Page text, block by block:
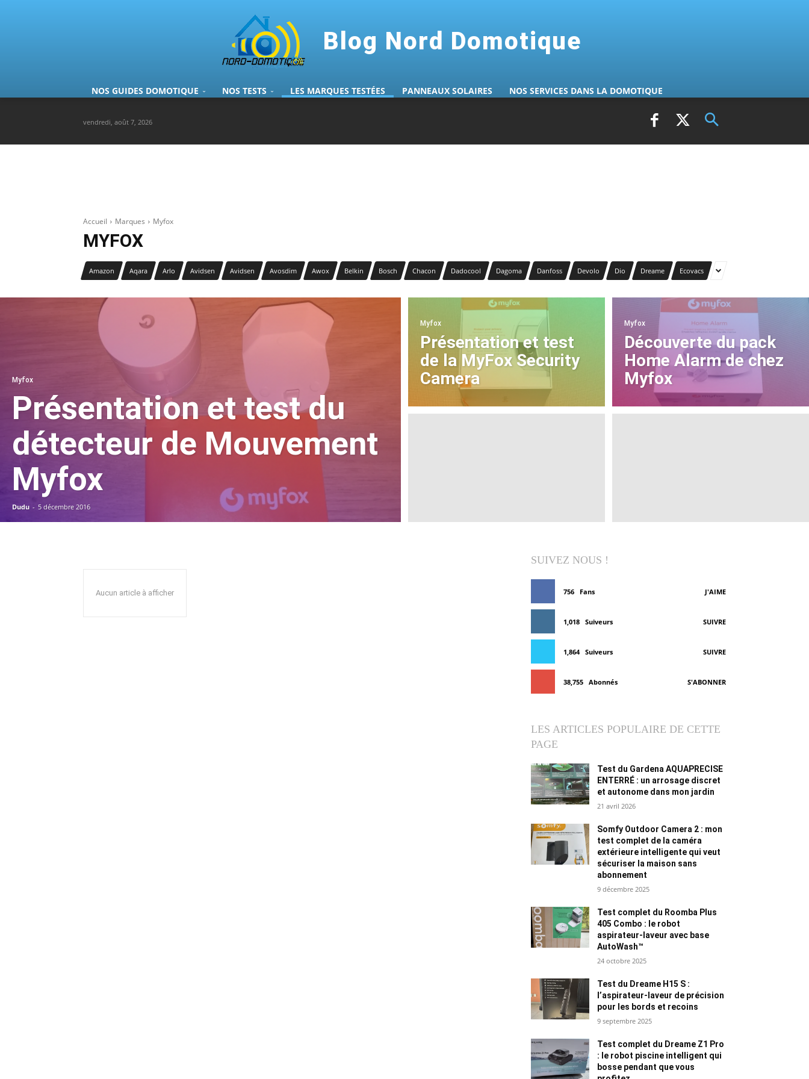
Blog Nord Domotique
NOS GUIDES DOMOTIQUE NOS TESTS LES MARQUES TESTÉES PANNEAUX SOLAIRES NOS SERVICES DANS LA DOMOTIQUE
vendredi, août 7, 2026
Accueil Marques Myfox
MYFOX
Amazon Aqara Arlo Avidsen Avidsen Avosdim Awox Belkin Bosch Chacon Dadocool Dagoma Danfoss Devolo Dio Dreame Ecovacs
Myfox
Présentation et test du
détecteur de Mouvement
Myfox
Dudu - 5 décembre 2016
Myfox
Présentation et test
de la MyFox Security
Camera
Myfox
Découverte du pack
Home Alarm de chez
Myfox
Aucun article à afficher
SUIVEZ NOUS !
756 Fans J'AIME
1,018 Suiveurs SUIVRE
1,864 Suiveurs SUIVRE
38,755 Abonnés S'ABONNER
LES ARTICLES POPULAIRE DE CETTE
PAGE
Test du Gardena AQUAPRECISE
ENTERRÉ : un arrosage discret
et autonome dans mon jardin
21 avril 2026
Somfy Outdoor Camera 2 : mon
test complet de la caméra
extérieure intelligente qui veut
sécuriser la maison sans
abonnement
9 décembre 2025
Test complet du Roomba Plus
405 Combo : le robot
aspirateur-laveur avec base
AutoWash™
24 octobre 2025
Test du Dreame H15 S :
l’aspirateur-laveur de précision
pour les bords et recoins
9 septembre 2025
Test complet du Dreame Z1 Pro
: le robot piscine intelligent qui
bosse pendant que vous